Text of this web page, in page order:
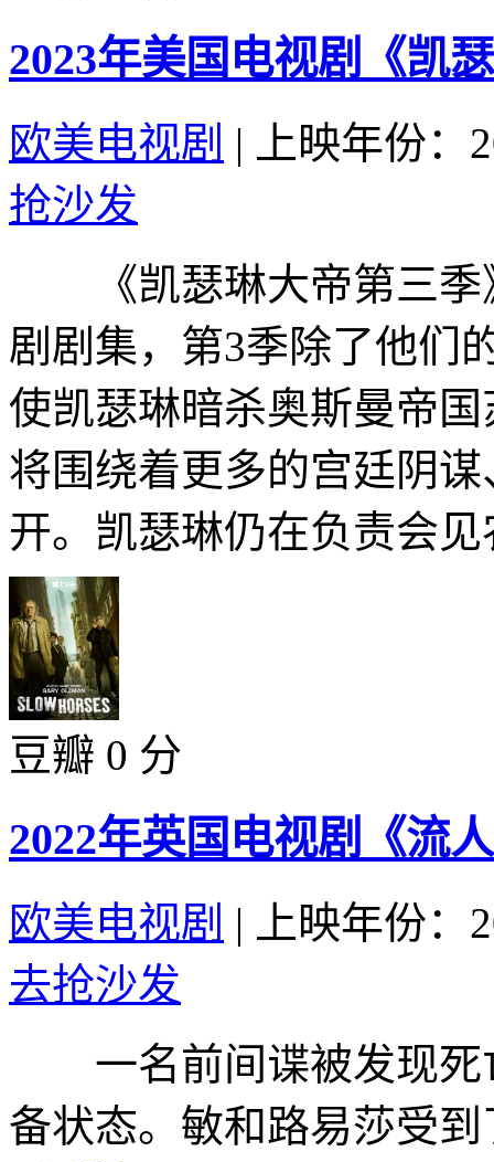
2023年美国电视剧《凯
欧美电视剧 |
上映年份：
抢沙发
《凯瑟琳大帝第三季
剧剧集，第3季除了他们
使凯瑟琳暗杀奥斯曼帝
将围绕着更多的宫廷阴
开。凯瑟琳仍在负责会
豆瓣 0 分
2022年英国电视剧《流
欧美电视剧 |
上映年份：
去抢沙发
一名前间谍被发现死
备状态。敏和路易莎受